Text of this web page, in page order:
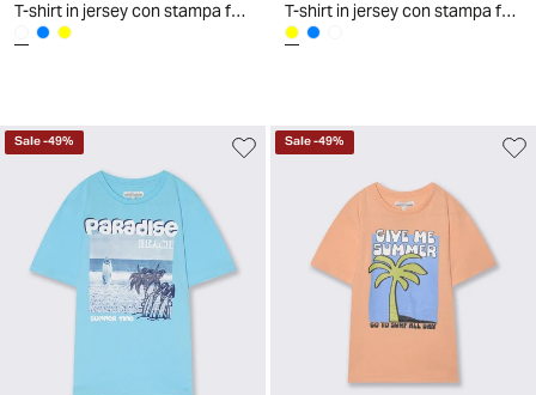
T-shirt in jersey con stampa fotografica - Bianco
T-shirt in jersey con stampa fotografica - Giallo
Sale-49% Sale-49%